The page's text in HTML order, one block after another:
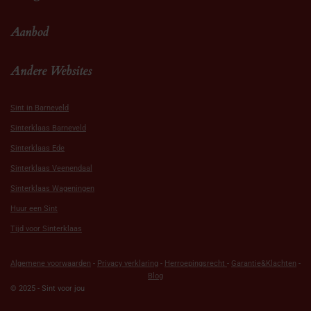
Aanbod
Andere Websites
Sint in Barneveld
Sinterklaas Barneveld
Sinterklaas Ede
Sinterklaas Veenendaal
Sinterklaas Wageningen
Huur een Sint
Tijd voor Sinterklaas
Algemene voorwaarden - Privacy verklaring - Herroepingsrecht - Garantie&Klachten -
Blog
© 2025 - Sint voor jou